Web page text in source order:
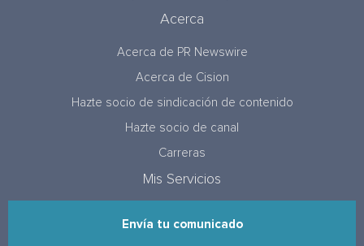
Acerca
Acerca de PR Newswire
Acerca de Cision
Hazte socio de sindicación de contenido
Hazte socio de canal
Carreras
Mis Servicios
Envía tu comunicado